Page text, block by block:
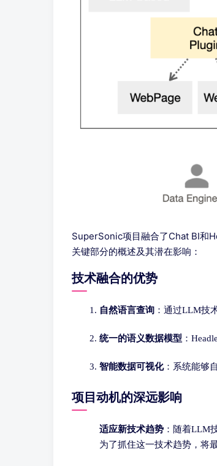
SuperSonic项目融合了Chat BI和
关键部分的概述及其潜在影响：
技术融合的优势
自然语言查询 ：通过LLM技
统一的语义数据模型 ：
智能数据可视化：系统能够
项目动机的深远影响
适应新技术趋势 ：随着LLM
为了抓住这一技术趋势，将